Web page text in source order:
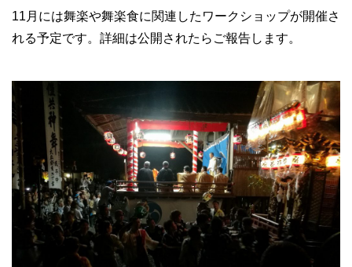
11月には舞楽や舞楽食に関連したワークショップが開催さ
れる予定です。詳細は公開されたらご報告します。